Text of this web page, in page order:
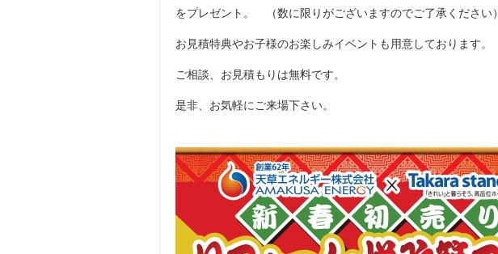
をプレゼント。 （数に限りがございますのでご了承ください）
お見積特典やお子様のお楽しみイベントも用意しております。
ご相談、お見積もりは無料です。
是非、お気軽にご来場下さい。